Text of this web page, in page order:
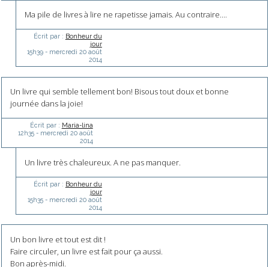
Ma pile de livres à lire ne rapetisse jamais. Au contraire....
Écrit par : Bonheur du
jour
15h39- mercredi 20 août
2014
Un livre qui semble tellement bon! Bisous tout doux et bonne
journée dans la joie!
Écrit par : Maria-lina
12h35- mercredi 20 août
2014
Un livre très chaleureux. A ne pas manquer.
Écrit par : Bonheur du
jour
15h35- mercredi 20 août
2014
Un bon livre et tout est dit !
Faire circuler, un livre est fait pour ça aussi.
Bon après-midi.